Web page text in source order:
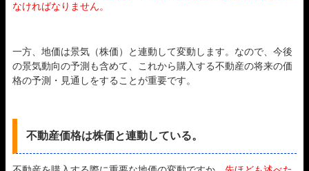
なければなりません。
一方、地価は景気（株価）と連動して変動します。なので、今後
の景気動向の予測も含めて、これから購入する不動産の将来の価
格の予測・見通しをすることが重要です。
不動産価格は株価と連動している。